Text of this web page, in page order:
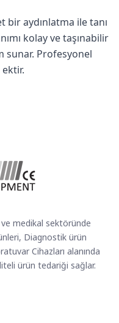
bir aydınlatma ile tanı
kolay ve taşınabilir
sunar. Profesyonel
ve medikal sektöründe
Diagnostik ürün
Cihazları alanında
ürün tedariği sağlar.